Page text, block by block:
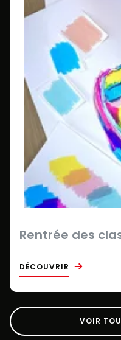
Rentrée des
DÉCOUVRIR
VOIR